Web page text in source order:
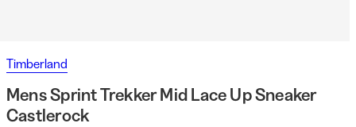
Timberland
Mens Sprint Trekker Mid Lace Up Sneaker
Castlerock